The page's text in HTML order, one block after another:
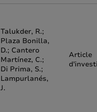
Talukder, R.;
Plaza Bonilla,
D.; Cantero
Martínez, C.;
Di Prima, S.;
Lampurlanés,
J.
Article